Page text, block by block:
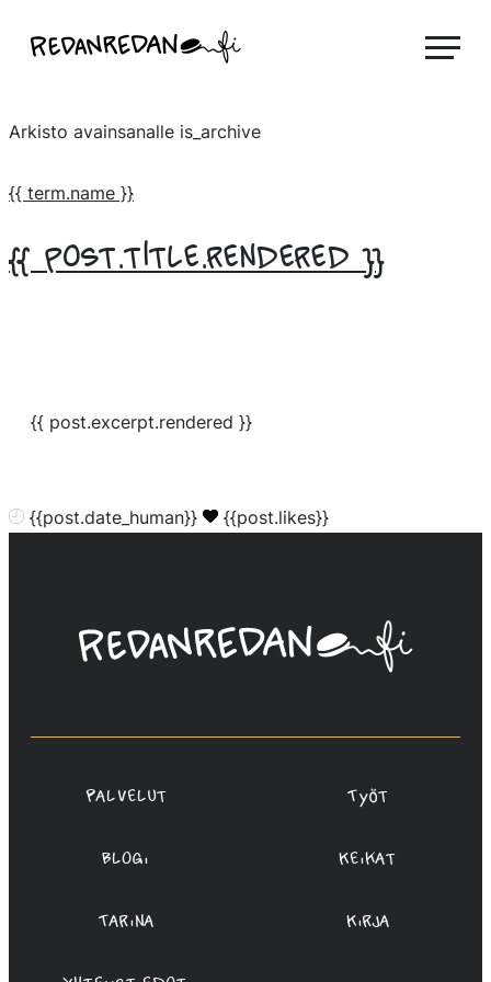
suoraan
Linda Saukko-Rauta, Redanredan Oy
piirrosvideoita
Arkisto avainsanalle is_archive
{{ term.name }}
{{ post.title.rendered }}
{{ post.excerpt.rendered }}
{{post.date_human}} {{post.likes}}
Linda
Saukko-
Oy
Palvelut Työt
Blogi Keikat
Tarina Kirja